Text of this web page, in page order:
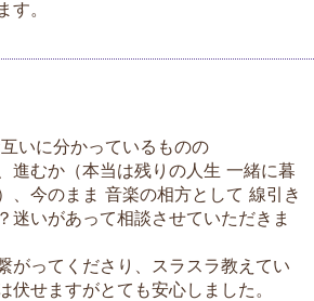
す。
いに分かっているものの
進むか（本当は残りの人生 一緒に暮
、今のまま 音楽の相方として 線引き
迷いがあって相談させていただきま
がってくださり、スラスラ教えてい
伏せますがとても安心しました。